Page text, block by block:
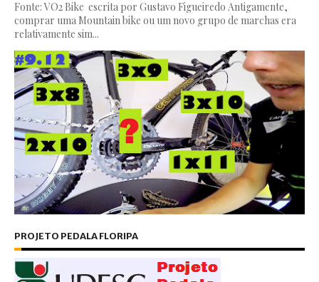
Fonte: VO2 Bike escrita por Gustavo Figueiredo Antigamente,
comprar uma Mountain bike ou um novo grupo de marchas era
relativamente sim...
PROJETO PEDALA FLORIPA